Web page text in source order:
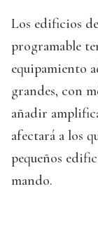
Los edificios
programable
equipamiento
grandes, con
añadir
afectará a los
pequeños
mando.